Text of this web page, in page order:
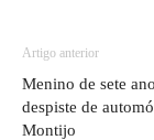
Artigo anterior
Menino de sete
despiste de
Montijo